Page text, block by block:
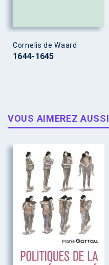
Cornelis de Waard
1644-1645
VOUS AIMEREZ AUSSI